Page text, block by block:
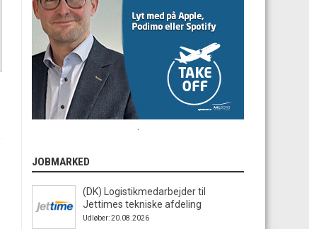
JOBMARKED
(DK) Logistikmedarbejder til
Jettimes tekniske afdeling
Udløber: 20.08.2026